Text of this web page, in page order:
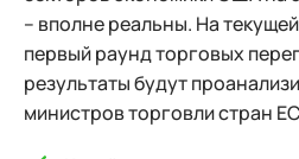
– вполне реальны. На
первый раунд торговых
результаты будут
министров торговли стран